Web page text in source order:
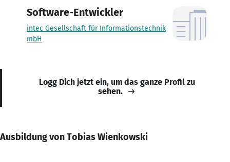
Software-Entwickler
intec Gesellschaft für Informationstechnik
mbH
Logg Dich jetzt ein, um das ganze Profil zu
sehen.
Ausbildung von Tobias Wienkowski